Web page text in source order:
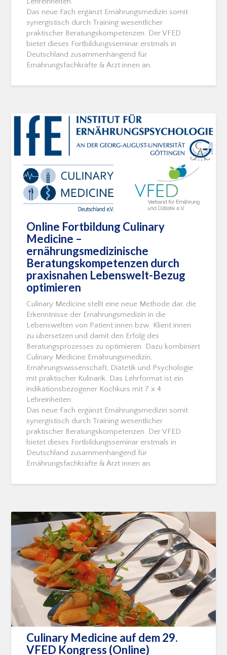
Das neue Fach ergänzt Ernährungsmedizin somit
synergistisch durch Training wesentlicher
praktischer Beratungskompetenzen. Der VFED
bietet dieses Fortbildungsseminar erstmals in
Deutschland zusammenhängend für
Ernährungsfachkräfte & Ärzt:innen an.
Online Fortbildung Culinary
Medicine –
ernährungsmedizinische
Beratungskompetenzen durch
praxisnahen Lebenswelt-Bezug
optimieren
Culinary Medicine stellt eine neue Methode dar, die
Erkenntnisse der Ernährungsmedizin in die
Lebenswelten von Patient:innen bzw. Klient:innen
zu übersetzen und damit den Erfolg des
Beratungsprozesses zu optimieren. Dazu kombiniert
Culinary Medicine Ernährungsmedizin,
Ernährungswissenschaft, Diätetik und Psychologie
mit praktischer Kulinarik. Das Lehrformat ist ein
indikationsbezogener Kochkurs mit 7 x 4
Lehreinheiten.
Das neue Fach ergänzt Ernährungsmedizin somit
synergistisch durch Training wesentlicher
praktischer Beratungskompetenzen. Der VFED
bietet dieses Fortbildungsseminar erstmals in
Deutschland zusammenhängend für
Ernährungsfachkräfte & Ärzt:innen an.
Culinary Medicine auf dem 29.
VFED Kongress (Online)